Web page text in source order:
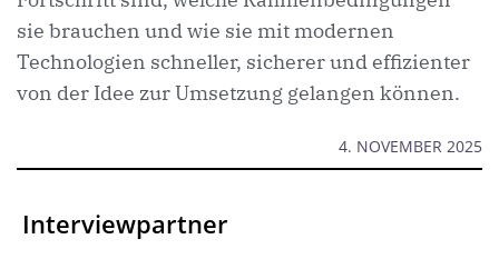
sie brauchen und wie sie mit modernen
Technologien schneller, sicherer und effizienter
von der Idee zur Umsetzung gelangen können.
4. NOVEMBER 2025
Interviewpartner